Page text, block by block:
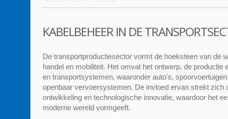
KABELBEHEER IN DE
De transportproductiesector vormt de hoeksteen van de
handel en mobiliteit. Het omvat het ontwerp, de productie
en transportsystemen, waaronder auto's,
openbaar vervoersystemen. De invloed ervan strekt zich
ontwikkeling en technologische innovatie, waardoor het
moderne wereld vormgeeft.